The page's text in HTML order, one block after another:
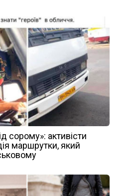
сорому»: активісти
маршрутки, який